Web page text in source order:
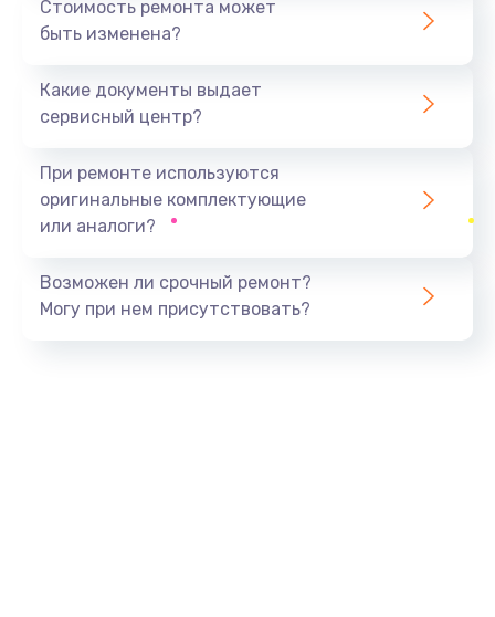
Ремонт южного моста
Замена батарейки BIOS
Заказать
Стоимость ремонта может
быть изменена?
Какие документы выдает
сервисный центр?
При ремонте используются
оригинальные комплектующие
или аналоги?
Возможен ли срочный ремонт?
Могу при нем присутствовать?